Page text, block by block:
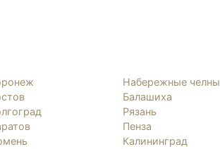
Набережные челны
Балашиха
Рязань
Пенза
Калининград